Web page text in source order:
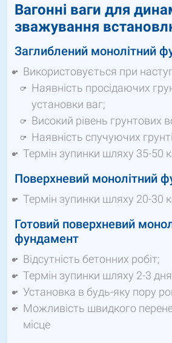
Вагонні ваги для
зважування
Заглиблений монолітний
Використовується при
Наявність просідаючих
установки ваг;
Високий рівень грунтових
Наявність спучуючих
Термін зупинки шляху 35-50
Поверхневий монолітний
Термін зупинки шляху 20-30
Готовий поверхневий
фундамент
Відсутність бетонних робіт;
Термін зупинки шляху 2-3
Установка в будь-яку пору
Можливість швидкого
місце